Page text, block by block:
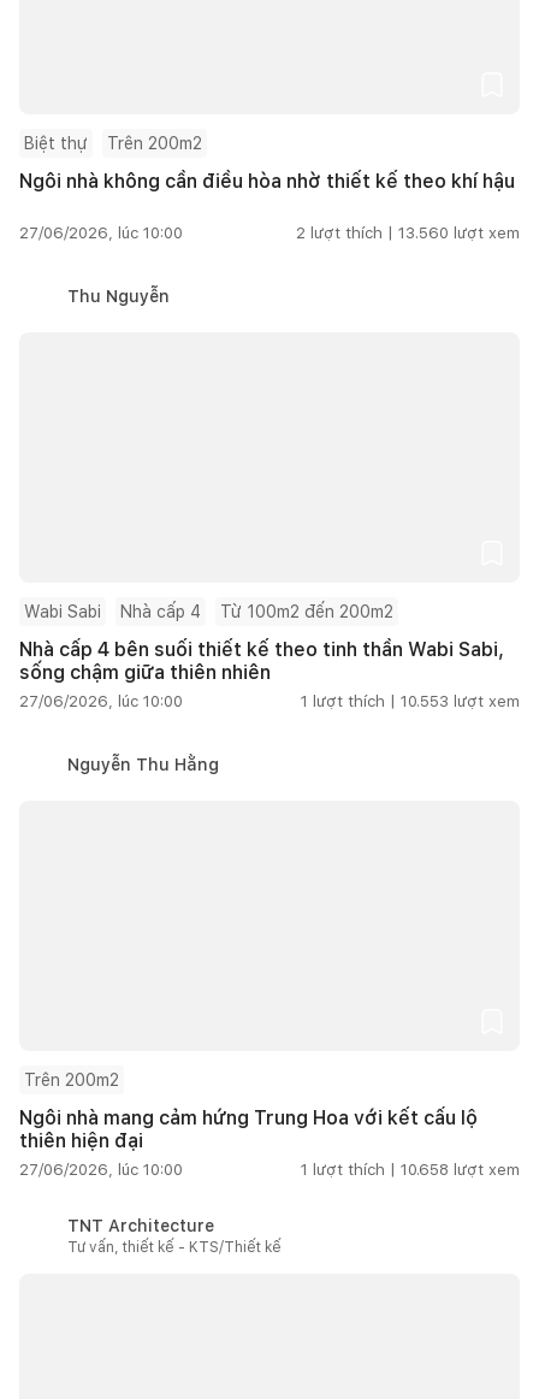
Biệt thự Trên 200m2
Ngôi nhà không cần điều hòa nhờ thiết kế theo khí hậu
27/06/2026, lúc 10:00 2 lượt thích | 13.560 lượt xem
Thu Nguyễn
Wabi Sabi Nhà cấp 4 Từ 100m2 đến 200m2
Nhà cấp 4 bên suối thiết kế theo tinh thần Wabi Sabi,
sống chậm giữa thiên nhiên
27/06/2026, lúc 10:00 1 lượt thích | 10.553 lượt xem
Nguyễn Thu Hằng
Trên 200m2
Ngôi nhà mang cảm hứng Trung Hoa với kết cấu lộ
thiên hiện đại
27/06/2026, lúc 10:00 1 lượt thích | 10.658 lượt xem
TNT Architecture
Tư vấn, thiết kế - KTS/Thiết kế